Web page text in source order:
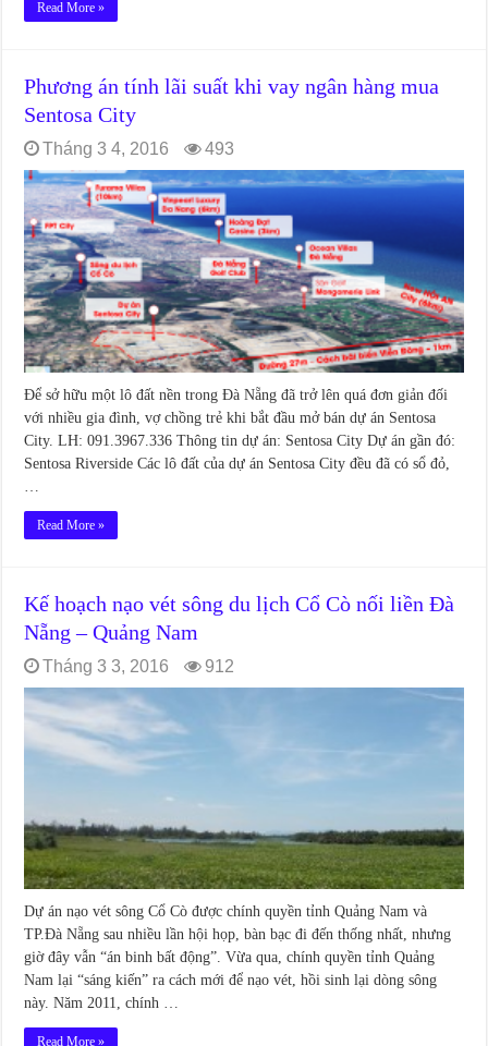
Read More »
Phương án tính lãi suất khi vay ngân hàng mua
Sentosa City
Tháng 3 4, 2016 493
Để sở hữu một lô đất nền trong Đà Nẵng đã trở lên quá đơn giản đối
với nhiều gia đình, vợ chồng trẻ khi bắt đầu mở bán dự án Sentosa
City. LH: 091.3967.336 Thông tin dự án: Sentosa City Dự án gần đó:
Sentosa Riverside Các lô đất của dự án Sentosa City đều đã có sổ đỏ,
Read More »
Kế hoạch nạo vét sông du lịch Cổ Cò nối liền Đà
Nẵng – Quảng Nam
Tháng 3 3, 2016 912
Dự án nạo vét sông Cổ Cò được chính quyền tỉnh Quảng Nam và
TP.Đà Nẵng sau nhiều lần hội họp, bàn bạc đi đến thống nhất, nhưng
giờ đây vẫn “án binh bất động”. Vừa qua, chính quyền tỉnh Quảng
Nam lại “sáng kiến” ra cách mới để nạo vét, hồi sinh lại dòng sông
này. Năm 2011, chính …
Read More »